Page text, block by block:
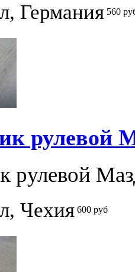
Германия 560
рулевой
рулевой
Чехия 600 руб